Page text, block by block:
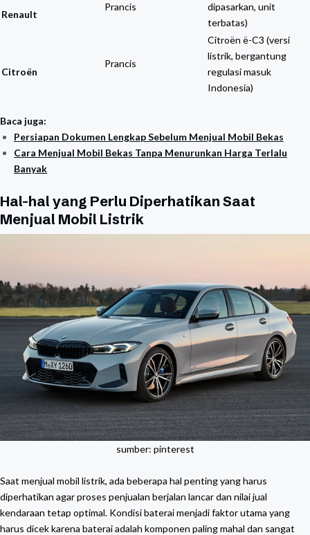
Renault
Prancis
dipasarkan, unit
terbatas)
Citroën
Prancis
Citroën ë-C3 (versi
listrik, bergantung
regulasi masuk
Indonesia)
Baca juga:
Persiapan Dokumen Lengkap Sebelum Menjual Mobil Bekas
Cara Menjual Mobil Bekas Tanpa Menurunkan Harga Terlalu
Banyak
Hal-hal yang Perlu Diperhatikan Saat
Menjual Mobil Listrik
sumber: pinterest
Saat menjual mobil listrik, ada beberapa hal penting yang harus
diperhatikan agar proses penjualan berjalan lancar dan nilai jual
kendaraan tetap optimal. Kondisi baterai menjadi faktor utama yang
harus dicek karena baterai adalah komponen paling mahal dan sangat